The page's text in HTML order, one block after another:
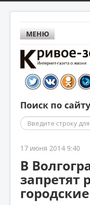
МЕНЮ
Поиск по сайту
Поиск
17 июня 2014 9:40
В
запретят